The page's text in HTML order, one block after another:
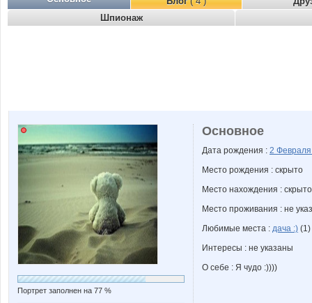
Шпионаж
Портрет заполнен на 77 %
Основное
Дата рождения : 2
Место рождения : скрыто
Место нахождения : скрыто
Место проживания : не
Любимые места : дача :) (1)
Интересы : не указаны
О себе : Я чудо :))))